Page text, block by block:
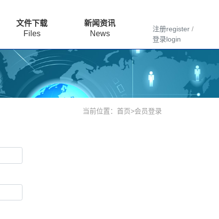
注册register /
登录login
文件下载
Files
新闻资讯
News
当前位置： 首页>会员登录